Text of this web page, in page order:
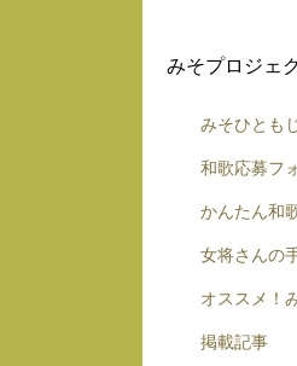
みそプロジェ
みそひとも
和歌応募フ
かんたん和
女将さんの
オススメ！
掲載記事